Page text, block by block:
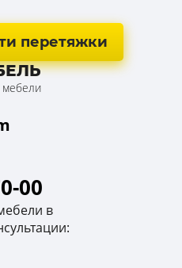
перетяжки
мебели
00
в